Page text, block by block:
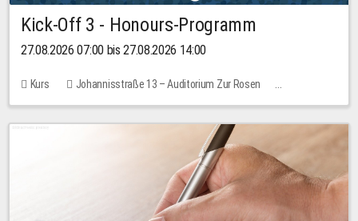
Kick-Off 3 - Honours-Programm
27.08.2026 07:00 bis 27.08.2026 14:00
Kurs
Johannisstraße 13 – Auditorium Zur Rosen
11 Plätze